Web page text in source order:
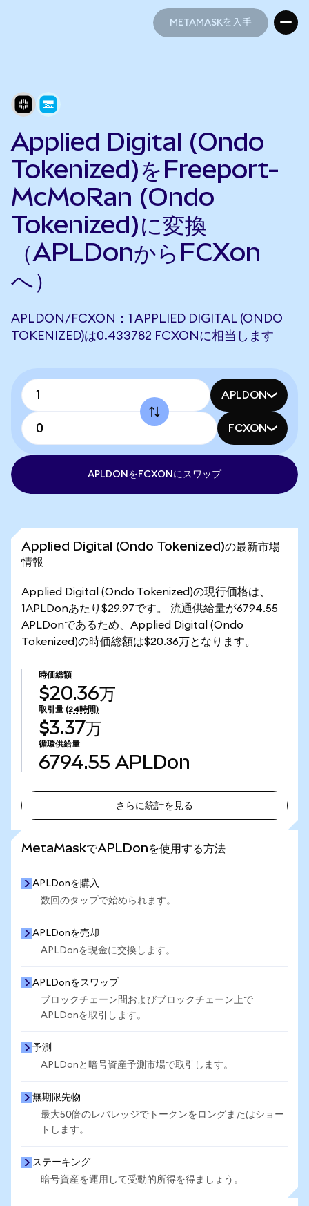
METAMASKを入手
Applied Digital (Ondo
Tokenized)をFreeport-
McMoRan (Ondo
Tokenized)に変換
（APLDonからFCXon
へ）
APLDON/FCXON：1 APPLIED DIGITAL (ONDO
TOKENIZED)は0.433782 FCXONに相当します
APLDON
FCXON
APLDONをFCXONにスワップ
Applied Digital (Ondo Tokenized)の最新市場
情報
Applied Digital (Ondo Tokenized)の現行価格は、
1APLDonあたり$29.97です。 流通供給量が6794.55
APLDonであるため、Applied Digital (Ondo
Tokenized)の時価総額は$20.36万となります。
時価総額
$20.36万
取引量 (24時間)
$3.37万
循環供給量
6794.55 APLDon
さらに統計を見る
MetaMaskでAPLDonを使用する方法
APLDonを購入
数回のタップで始められます。
APLDonを売却
APLDonを現金に交換します。
APLDonをスワップ
ブロックチェーン間およびブロックチェーン上で
APLDonを取引します。
予測
APLDonと暗号資産予測市場で取引します。
無期限先物
最大50倍のレバレッジでトークンをロングまたはショー
トします。
ステーキング
暗号資産を運用して受動的所得を得ましょう。